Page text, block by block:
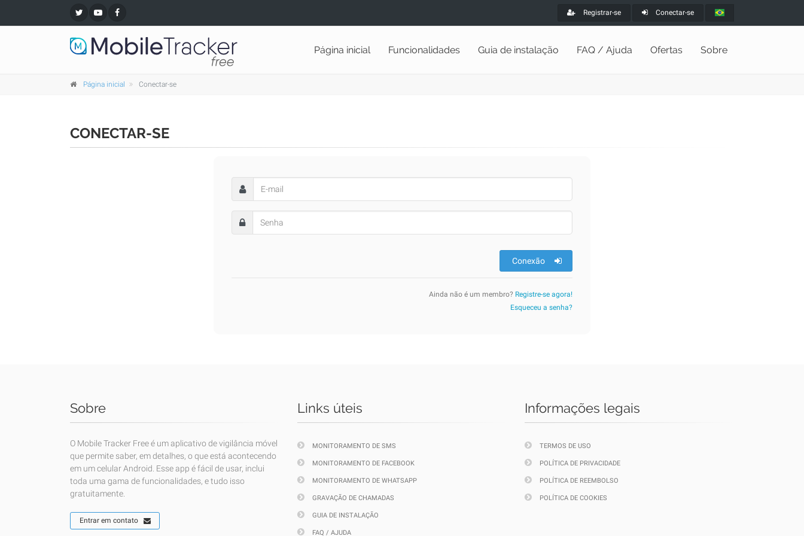
Registrar-se Conectar-se
Página inicial Funcionalidades Guia de instalação FAQ / Ajuda Ofertas Sobre
Página inicial Conectar-se
CONECTAR-SE
Conexão
Ainda não é um membro? Registre-se agora!
Esqueceu a senha?
Sobre
O Mobile Tracker Free é um aplicativo de vigilância móvel
que permite saber, em detalhes, o que está acontecendo
em um celular Android. Esse app é fácil de usar, inclui
toda uma gama de funcionalidades, e tudo isso
gratuitamente.
Entrar em contato
Links úteis
MONITORAMENTO DE SMS
MONITORAMENTO DE FACEBOOK
MONITORAMENTO DE WHATSAPP
GRAVAÇÃO DE CHAMADAS
GUIA DE INSTALAÇÃO
FAQ / AJUDA
Informações legais
TERMOS DE USO
POLÍTICA DE PRIVACIDADE
POLÍTICA DE REEMBOLSO
POLÍTICA DE COOKIES